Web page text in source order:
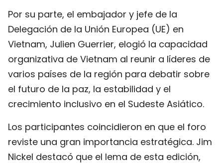
Por su parte, el embajador y jefe de la
Delegación de la Unión Europea (UE) en
Vietnam, Julien Guerrier, elogió la capacidad
organizativa de Vietnam al reunir a líderes de
varios países de la región para debatir sobre
el futuro de la paz, la estabilidad y el
crecimiento inclusivo en el Sudeste Asiático.
Los participantes coincidieron en que el foro
reviste una gran importancia estratégica. Jim
Nickel destacó que el lema de esta edición,